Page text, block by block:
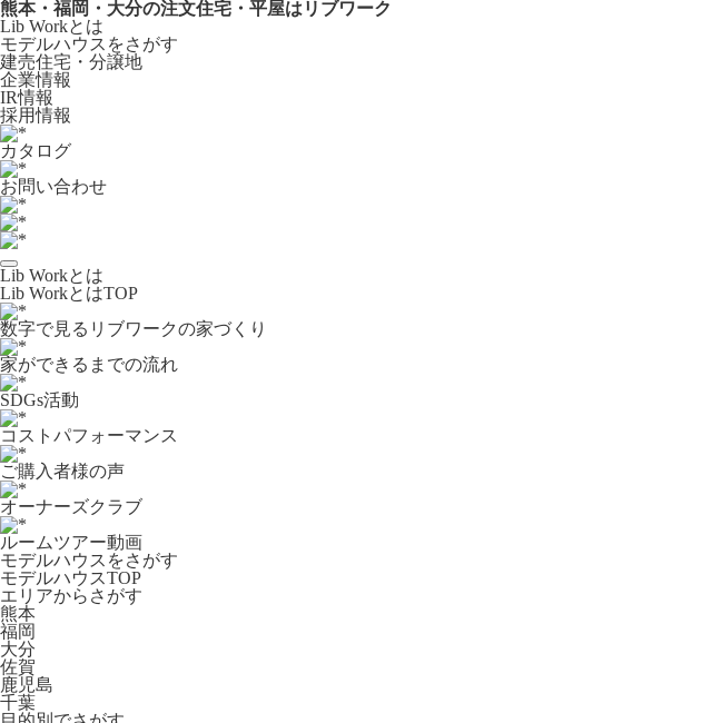
熊本・福岡・大分の注文住宅・平屋はリブワーク
Lib Workとは
モデルハウスをさがす
建売住宅・分譲地
企業情報
IR情報
採用情報
カタログ
お問い合わせ
Lib Workとは
Lib WorkとはTOP
数字で⾒るリブワークの家づくり
家ができるまでの流れ
SDGs活動
コストパフォーマンス
ご購入者様の声
オーナーズクラブ
ルームツアー動画
モデルハウスをさがす
モデルハウスTOP
エリアからさがす
熊本
福岡
大分
佐賀
鹿児島
千葉